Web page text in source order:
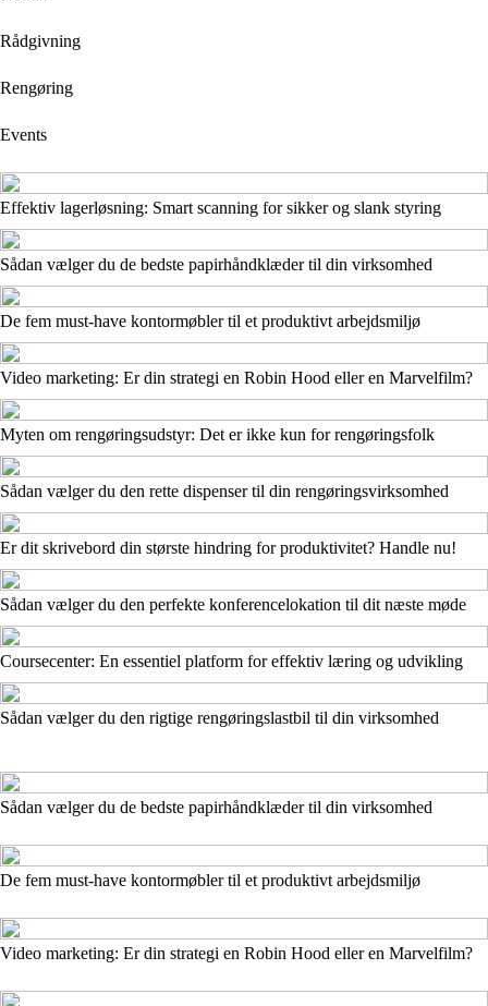
Rådgivning
Rengøring
Events
Effektiv lagerløsning: Smart scanning for sikker og slank styring
Sådan vælger du de bedste papirhåndklæder til din virksomhed
De fem must-have kontormøbler til et produktivt arbejdsmiljø
Video marketing: Er din strategi en Robin Hood eller en Marvelfilm?
Myten om rengøringsudstyr: Det er ikke kun for rengøringsfolk
Sådan vælger du den rette dispenser til din rengøringsvirksomhed
Er dit skrivebord din største hindring for produktivitet? Handle nu!
Sådan vælger du den perfekte konferencelokation til dit næste møde
Coursecenter: En essentiel platform for effektiv læring og udvikling
Sådan vælger du den rigtige rengøringslastbil til din virksomhed
Sådan vælger du de bedste papirhåndklæder til din virksomhed
De fem must-have kontormøbler til et produktivt arbejdsmiljø
Video marketing: Er din strategi en Robin Hood eller en Marvelfilm?